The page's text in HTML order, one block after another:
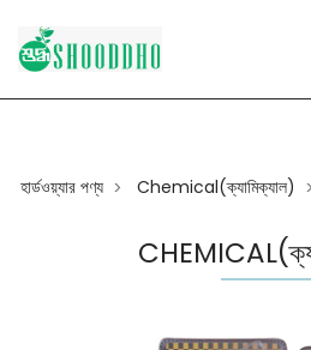
হার্ডওয়্যার পণ্য > Chemical(ক্যামিক্যাল) >